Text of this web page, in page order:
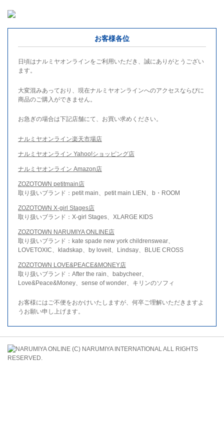
お客様各位
日頃はナルミヤオンラインをご利用いただき、誠にありがとうござい
ます。
大変混みあっており、現在ナルミヤオンラインへのアクセスならびに
商品のご購入ができません。
お急ぎの場合は下記店舗にて、お買い求めください。
ナルミヤオンライン楽天市場店
ナルミヤオンライン Yahoo!ショッピング店
ナルミヤオンライン Amazon店
ZOZOTOWN petitmain店
取り扱いブランド：petit main、petit main LIEN、b・ROOM
ZOZOTOWN X-girl Stages店
取り扱いブランド：X-girl Stages、XLARGE KIDS
ZOZOTOWN NARUMIYA ONLINE店
取り扱いブランド：kate spade new york childrenswear、
LOVETOXIC、kladskap、by loveit、Lindsay、BLUE CROSS
ZOZOTOWN LOVE&PEACE&MONEY店
取り扱いブランド：After the rain、babycheer、
Love&Peace&Money、sense of wonder、キリンのソフィ
お客様にはご不便をおかけいたしますが、何卒ご理解いただきますよ
うお願い申し上げます。